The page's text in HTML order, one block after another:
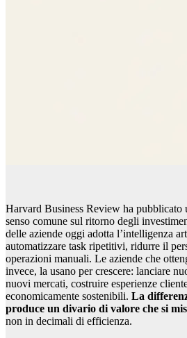
Harvard Business Review ha pubblicato
senso comune sul ritorno degli
delle aziende oggi adotta l’intelligenza
automatizzare task ripetitivi, ridurre il
operazioni manuali. Le aziende che
invece, la usano per crescere: lanciare
nuovi mercati, costruire esperienze
economicamente sostenibili. La
produce un divario di valore che si
non in decimali di efficienza.